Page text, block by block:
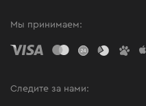
Мы принимаем:
Следите за нами: